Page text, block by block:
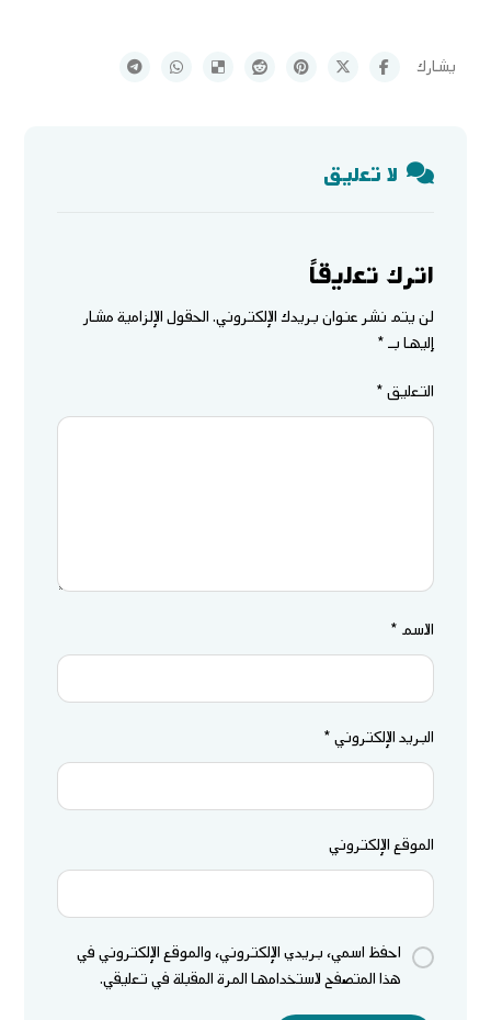
لا تعليق
اترك تعليقاً
لن يتم نشر عنوان بريدك الإلكتروني.الحقول الإلزامية مشار
إليها بـ*
التعليق*
الاسم *
البريد الإلكتروني*
الموقع الإلكتروني
احفظ اسمي، بريدي الإلكتروني، والموقع الإلكتروني في
هذا المتصفح لاستخدامها المرة المقبلة في تعليقي.